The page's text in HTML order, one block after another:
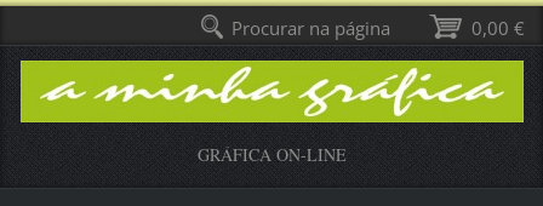
GRÁFICA ON-LINE
0,00 €
Procurar na página